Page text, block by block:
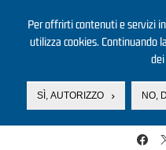
Per offrirti contenuti e servizi
utilizza cookies. Continuando
dei
SÌ, AUTORIZZO NO,